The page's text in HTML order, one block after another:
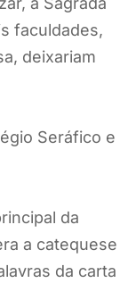
faculdades,
deixariam
Seráfico e
da
a catequese
da carta